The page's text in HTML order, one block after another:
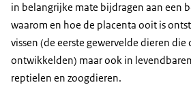
in belangrijke mate bijdragen aan een
waarom en hoe de placenta ooit is
vissen (de eerste gewervelde dieren
ontwikkelden) maar ook in
reptielen en zoogdieren.